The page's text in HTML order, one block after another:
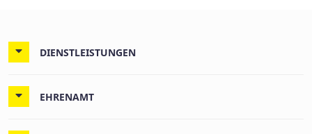
DIENSTLEISTUNGEN
EHRENAMT